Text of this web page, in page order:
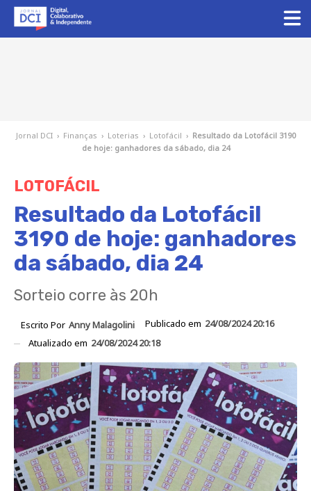
Jornal DCI › Finanças › Loterias › Lotofácil › Resultado da Lotofácil 3190
de hoje: ganhadores da sábado, dia 24
LOTOFÁCIL
Resultado da Lotofácil
3190 de hoje: ganhadores
da sábado, dia 24
Sorteio corre às 20h
Escrito Por Anny Malagolini Publicado em 24/08/2024 20:16
Atualizado em 24/08/2024 20:18